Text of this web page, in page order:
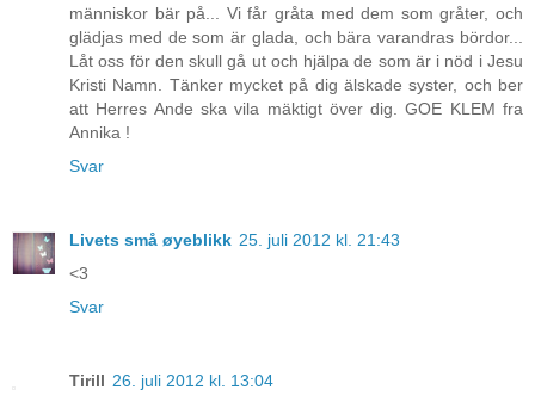
människor bär på... Vi får gråta med dem som gråter, och
glädjas med de som är glada, och bära varandras bördor...
Låt oss för den skull gå ut och hjälpa de som är i nöd i Jesu
Kristi Namn. Tänker mycket på dig älskade syster, och ber
att Herres Ande ska vila mäktigt över dig. GOE KLEM fra
Annika !
Svar
Livets små øyeblikk 25. juli 2012 kl. 21:43
<3
Svar
Tirill 26. juli 2012 kl. 13:04